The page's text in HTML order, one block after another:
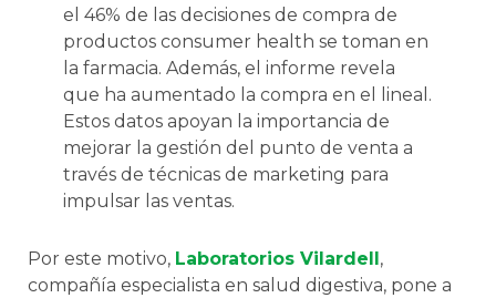
el 46% de las decisiones de compra de
productos consumer health se toman en
la farmacia. Además, el informe revela
que ha aumentado la compra en el lineal.
Estos datos apoyan la importancia de
mejorar la gestión del punto de venta a
través de técnicas de marketing para
impulsar las ventas.
Por este motivo, Laboratorios Vilardell ,
compañía especialista en salud digestiva, pone a